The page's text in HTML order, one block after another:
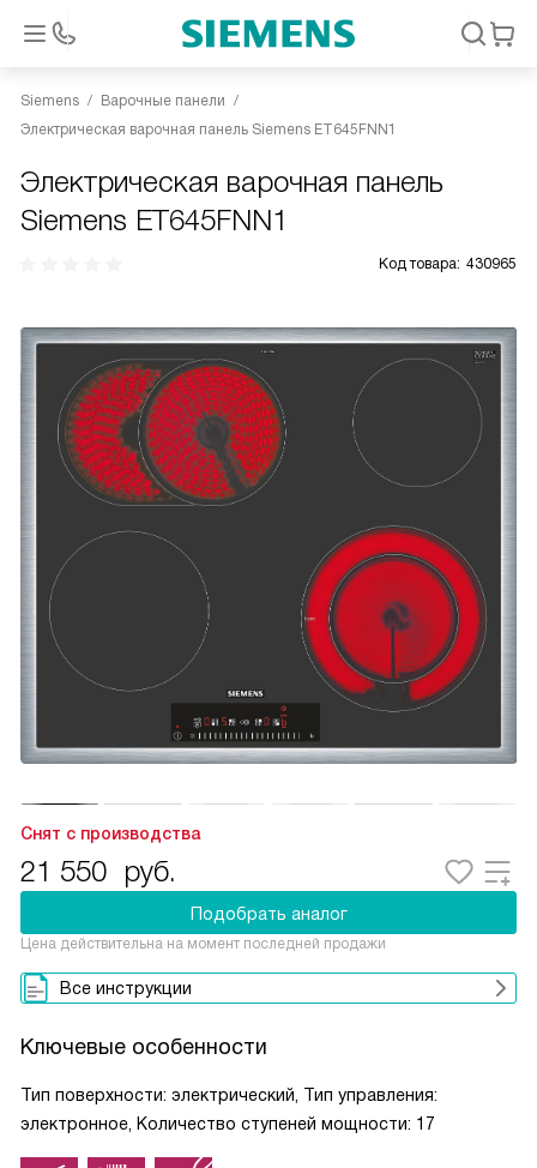
Siemens
Варочные панели
Электрическая варочная панель Siemens ET645FNN1
Электрическая варочная панель
Siemens ET645FNN1
Код товара: 430965
Снят с производства
21 550 руб.
Подобрать аналог
Цена действительна на момент последней продажи
Все инструкции
Ключевые особенности
Тип поверхности: электрический, Тип управления:
электронное, Количество ступеней мощности: 17